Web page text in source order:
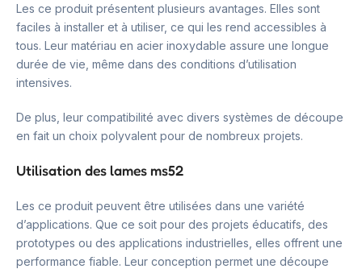
Les ce produit présentent plusieurs avantages. Elles sont
faciles à installer et à utiliser, ce qui les rend accessibles à
tous. Leur matériau en acier inoxydable assure une longue
durée de vie, même dans des conditions d’utilisation
intensives.
De plus, leur compatibilité avec divers systèmes de découpe
en fait un choix polyvalent pour de nombreux projets.
Utilisation des lames ms52
Les ce produit peuvent être utilisées dans une variété
d’applications. Que ce soit pour des projets éducatifs, des
prototypes ou des applications industrielles, elles offrent une
performance fiable. Leur conception permet une découpe